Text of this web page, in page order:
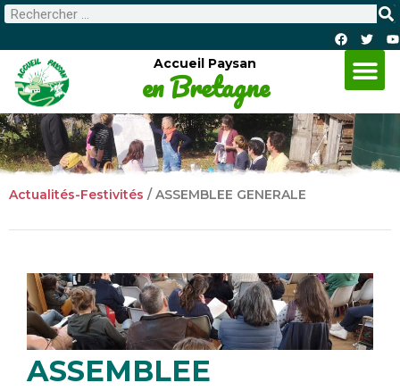
Accueil Paysan
en Bretagne
Actualités-Festivités / ASSEMBLEE GENERALE
ASSEMBLEE